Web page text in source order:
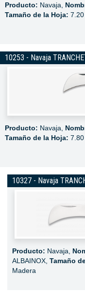
Producto: Navaja,
Tamaño de la Hoja: 7.20
10253 - Navaja
Producto: Navaja,
Tamaño de la Hoja: 7.80
10327 - Navaja
Producto: Navaja,
ALBAINOX, Tamaño
Madera